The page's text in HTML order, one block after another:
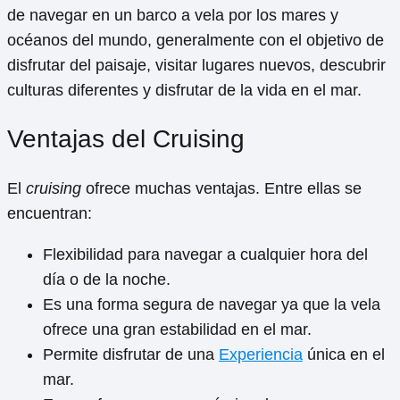
de navegar en un barco a vela por los mares y
océanos del mundo, generalmente con el objetivo de
disfrutar del paisaje, visitar lugares nuevos, descubrir
culturas diferentes y disfrutar de la vida en el mar.
Ventajas del Cruising
El cruising ofrece muchas ventajas. Entre ellas se
encuentran:
Flexibilidad para navegar a cualquier hora del
día o de la noche.
Es una forma segura de navegar ya que la vela
ofrece una gran estabilidad en el mar.
Permite disfrutar de una Experiencia única en el
mar.